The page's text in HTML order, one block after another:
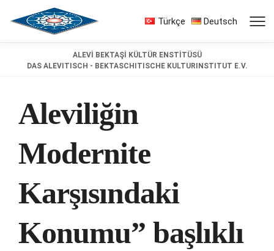
Türkçe Deutsch
ALEVİ BEKTAŞİ KÜLTÜR ENSTİTÜSÜ
DAS ALEVITISCH - BEKTASCHITISCHE KULTURINSTITUT E.V.
Aleviliğin
Modernite
Karşısındaki
Konumu” başlıklı